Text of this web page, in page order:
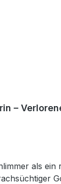
–
als ein